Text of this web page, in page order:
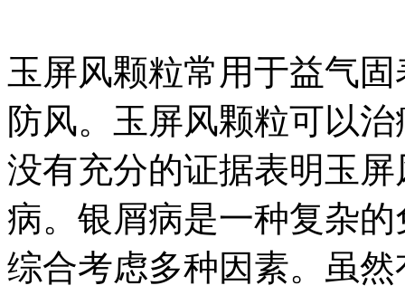
玉屏风颗粒常用于益气
防风。玉屏风颗粒可以
没有充分的证据表明玉
病。银屑病是一种复杂
综合考虑多种因素。虽